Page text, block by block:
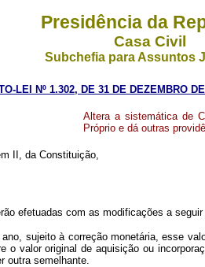
Presidência da
Casa Civil
Subchefia para Assuntos
LEI Nº 1.302, DE 31 DE DEZEMBRO
Altera a sistemática de
Próprio e dá outras
II, da Constituição,
efetuadas com as modificações a
sujeito à correção monetária, esse
valor original de aquisição ou
outra semelhante.